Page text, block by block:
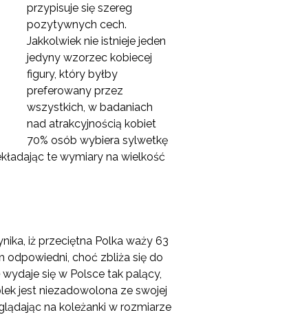
przypisuje się szereg
pozytywnych cech.
Jakkolwiek nie istnieje jeden
jedyny wzorzec kobiecej
figury, który byłby
preferowany przez
wszystkich, w badaniach
nad atrakcyjnością kobiet
70% osób wybiera sylwetkę
te wymiary na wielkość
iż przeciętna Polka waży 63
odpowiedni, choć zbliża się do
się w Polsce tak palący,
jest niezadowolona ze swojej
na koleżanki w rozmiarze